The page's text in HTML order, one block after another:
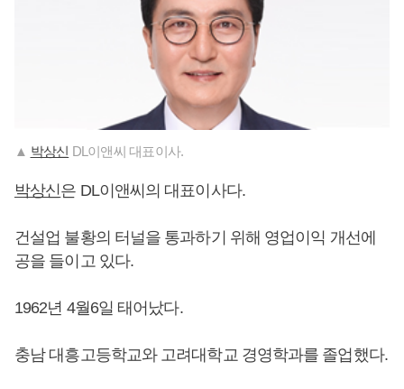
▲ 박상신 DL이앤씨 대표이사.
박상신은 DL이앤씨의 대표이사다.
건설업 불황의 터널을 통과하기 위해 영업이익 개선에
공을 들이고 있다.
1962년 4월6일 태어났다.
충남 대흥고등학교와 고려대학교 경영학과를 졸업했다.